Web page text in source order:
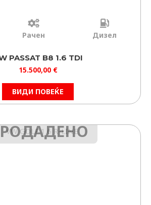
Рачен Дизел
PASSAT B8 1.6 TDI
15.500,00 €
ВИДИ ПОВЕЌЕ